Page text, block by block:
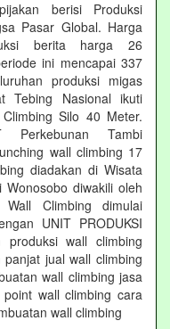
berisi Produksi
Pasar Global. Harga
berita harga 26
ini mencapai 337
produksi migas
Tebing Nasional ikuti
Silo 40 Meter.
Perkebunan Tambi
wall climbing 17
diadakan di Wisata
diwakili oleh
Climbing dimulai
UNIT PRODUKSI
produksi wall climbing
jual wall climbing
wall climbing jasa
wall climbing cara
wall climbing